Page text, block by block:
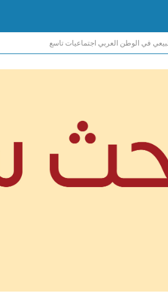
في الوطن العربي اجتماعيات تاسع